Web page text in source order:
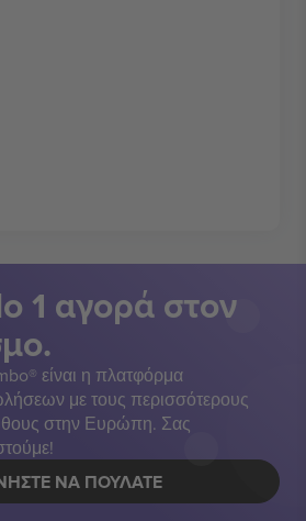
1 αγορά στον
είναι η πλατφόρμα
με τους περισσότερους
στην Ευρώπη. Σας
ΝΑ ΠΟΥΛΆΤΕ